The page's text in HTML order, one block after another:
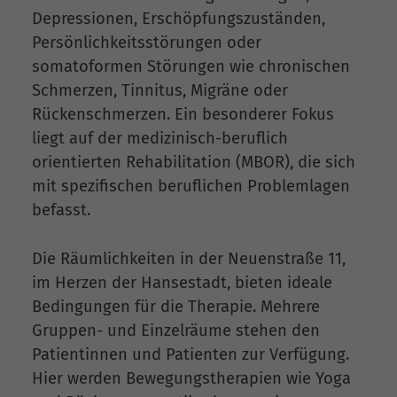
Depressionen, Erschöpfungszuständen,
Persönlichkeitsstörungen oder
somatoformen Störungen wie chronischen
Schmerzen, Tinnitus, Migräne oder
Rückenschmerzen. Ein besonderer Fokus
liegt auf der medizinisch-beruflich
orientierten Rehabilitation (MBOR), die sich
mit spezifischen beruflichen Problemlagen
befasst.
Die Räumlichkeiten in der Neuenstraße 11,
im Herzen der Hansestadt, bieten ideale
Bedingungen für die Therapie. Mehrere
Gruppen- und Einzelräume stehen den
Patientinnen und Patienten zur Verfügung.
Hier werden Bewegungstherapien wie Yoga